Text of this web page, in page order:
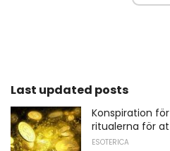
Last updated posts
Konspiration
ritualerna för
ESOTERICA